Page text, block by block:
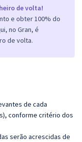
de volta!
e obter 100% do
no Gran, é
de volta.
de cada
conforme critério dos
serão acrescidas de